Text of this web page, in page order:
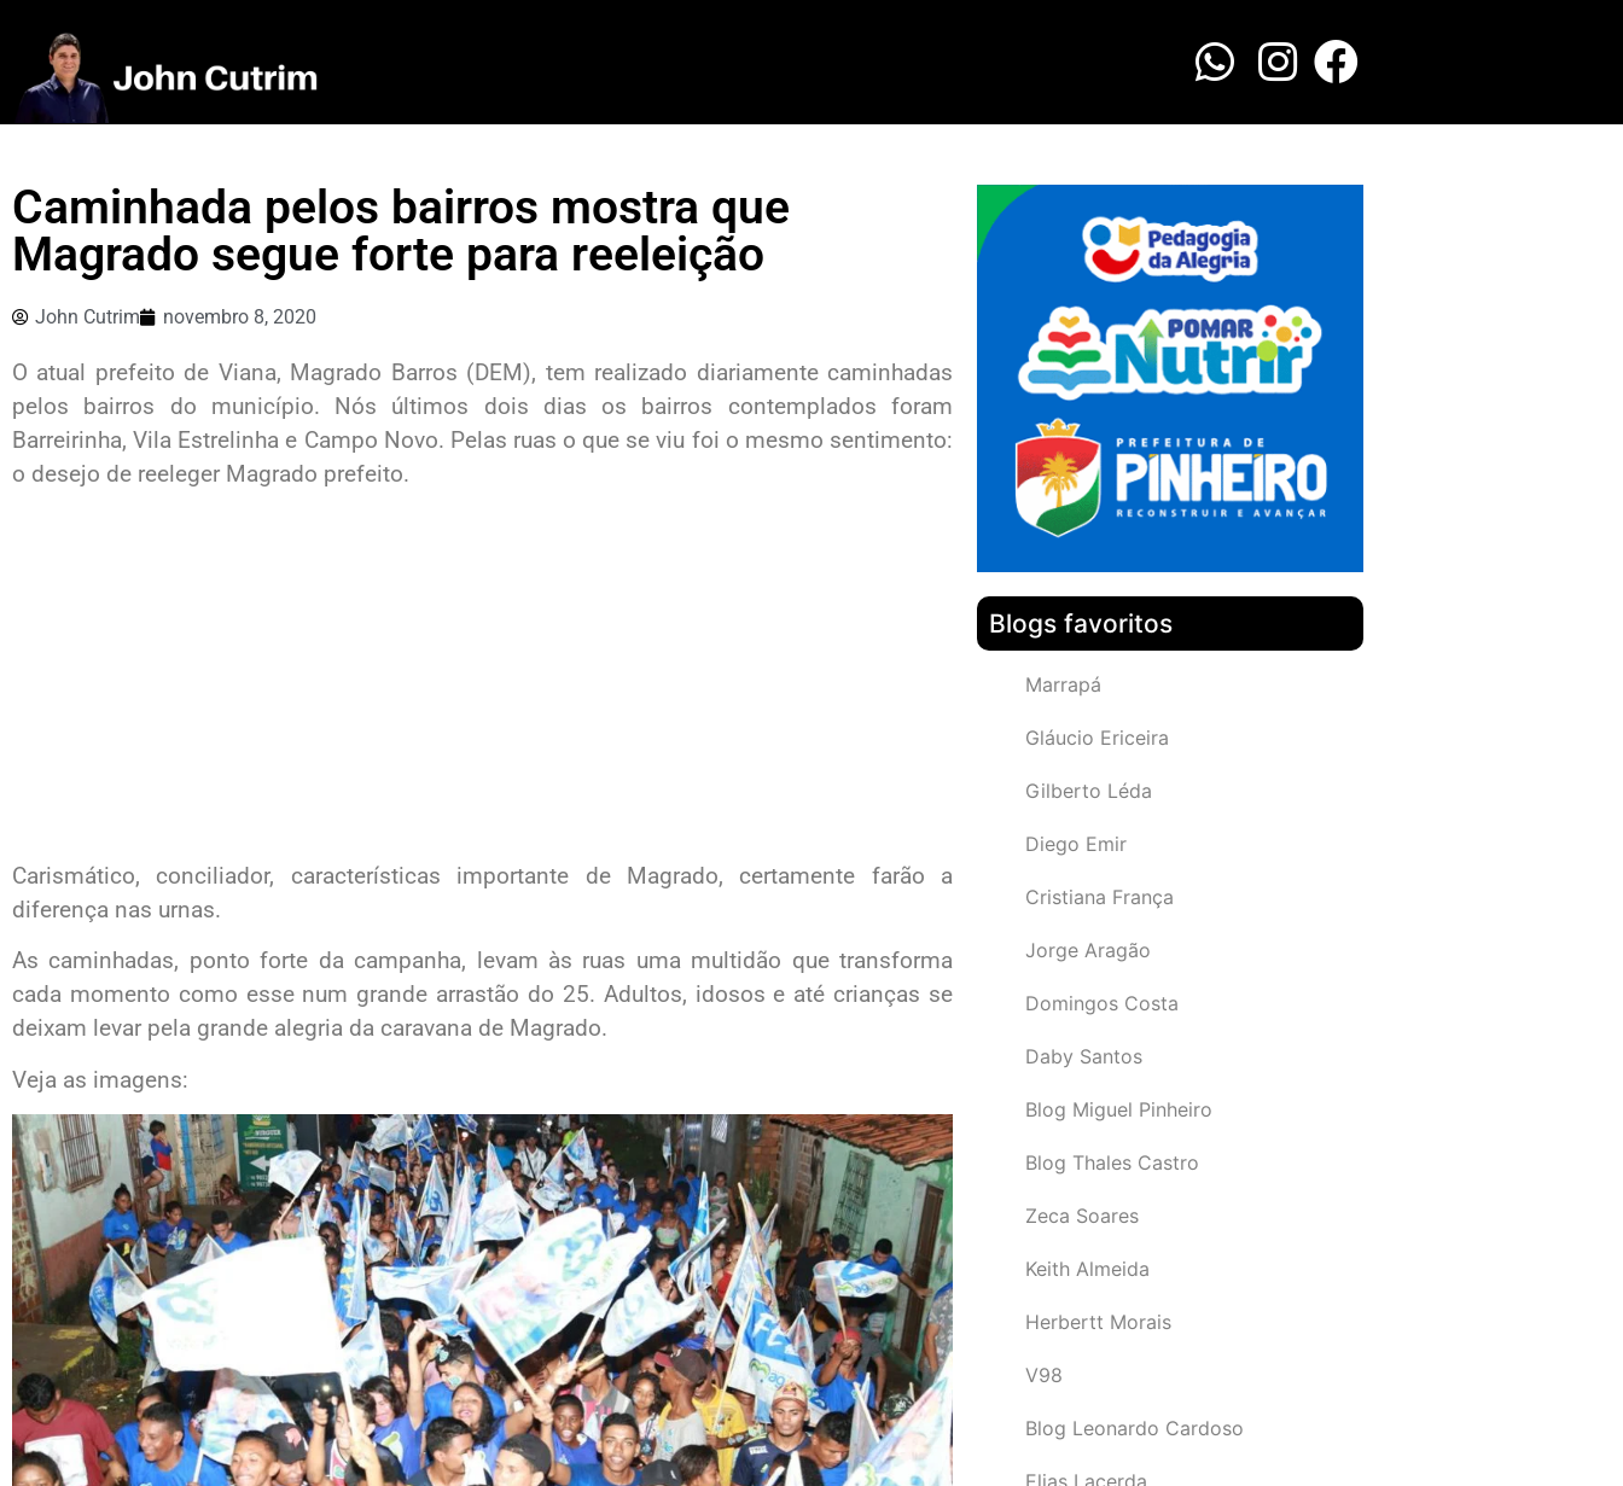
Caminhada pelos bairros mostra que
Magrado segue forte para reeleição
John Cutrim novembro 8, 2020
O atual prefeito de Viana, Magrado Barros (DEM), tem realizado diariamente caminhadas
pelos bairros do município. Nós últimos dois dias os bairros contemplados foram
Barreirinha, Vila Estrelinha e Campo Novo. Pelas ruas o que se viu foi o mesmo sentimento:
o desejo de reeleger Magrado prefeito.
Carismático, conciliador, características importante de Magrado, certamente farão a
diferença nas urnas.
As caminhadas, ponto forte da campanha, levam às ruas uma multidão que transforma
cada momento como esse num grande arrastão do 25. Adultos, idosos e até crianças se
deixam levar pela grande alegria da caravana de Magrado.
Veja as imagens:
Blogs favoritos
Marrapá
Gláucio Ericeira
Gilberto Léda
Diego Emir
Cristiana França
Jorge Aragão
Domingos Costa
Daby Santos
Blog Miguel Pinheiro
Blog Thales Castro
Zeca Soares
Keith Almeida
Herbertt Morais
V98
Blog Leonardo Cardoso
Elias Lacerda